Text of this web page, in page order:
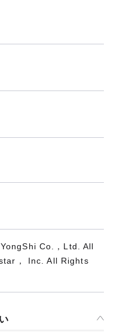
Co.，Ltd. All
， Inc. All Rights